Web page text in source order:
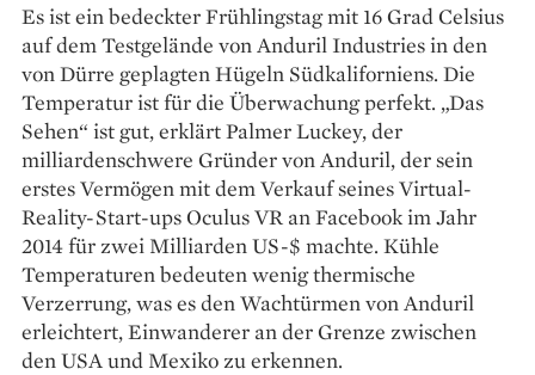
Es ist ein bedeckter Frühlingstag mit 16 Grad Celsius
auf dem Testgelände von Anduril Industries in den
von Dürre geplagten Hügeln Südkaliforniens. Die
Temperatur ist für die Überwachung perfekt. „Das
Sehen“ ist gut, erklärt Palmer Luckey, der
milliardenschwere Gründer von Anduril, der sein
erstes Vermögen mit dem Verkauf seines Virtual-
Reality-Start-ups Oculus VR an Facebook im Jahr
2014 für zwei Milliarden US-$ machte. Kühle
Temperaturen bedeuten wenig thermische
Verzerrung, was es den Wachtürmen von Anduril
erleichtert, Einwanderer an der Grenze zwischen
den USA und Mexiko zu erkennen.